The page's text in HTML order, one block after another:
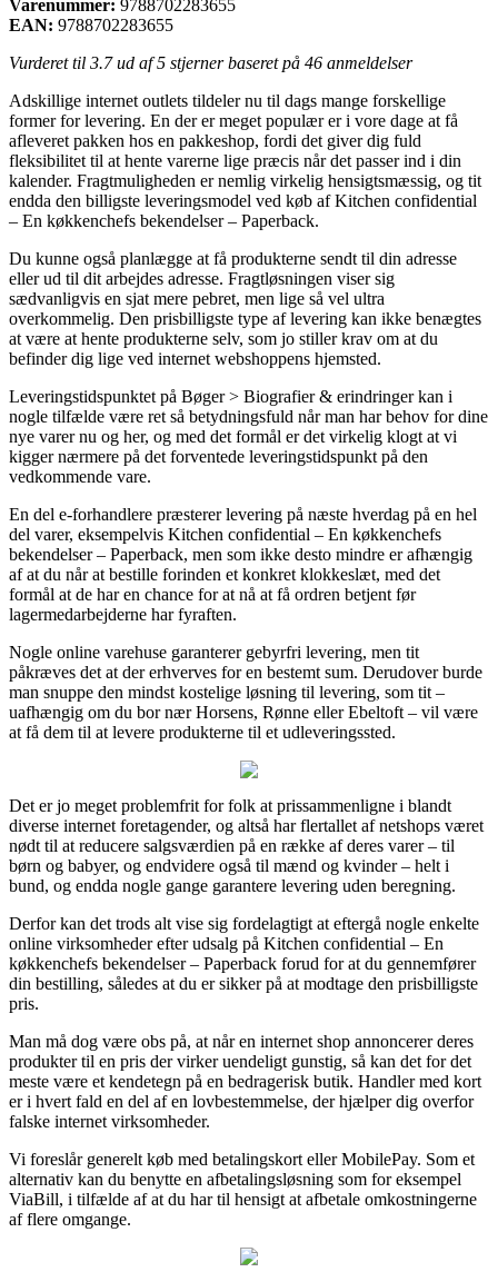
Varenummer: 9788702283655
EAN: 9788702283655
Vurderet til 3.7ud af 5 stjerner baseret på 46 anmeldelser
Adskillige internet outlets tildeler nu til dags mange forskellige
former for levering. En der er meget populær er i vore dage at få
afleveret pakken hos en pakkeshop, fordi det giver dig fuld
fleksibilitet til at hente varerne lige præcis når det passer ind i din
kalender. Fragtmuligheden er nemlig virkelig hensigtsmæssig, og tit
endda den billigste leveringsmodel ved køb af Kitchen confidential
– En køkkenchefs bekendelser – Paperback.
Du kunne også planlægge at få produkterne sendt til din adresse
eller ud til dit arbejdes adresse. Fragtløsningen viser sig
sædvanligvis en sjat mere pebret, men lige så vel ultra
overkommelig. Den prisbilligste type af levering kan ikke benægtes
at være at hente produkterne selv, som jo stiller krav om at du
befinder dig lige ved internet webshoppens hjemsted.
Leveringstidspunktet på Bøger > Biografier & erindringer kan i
nogle tilfælde være ret så betydningsfuld når man har behov for dine
nye varer nu og her, og med det formål er det virkelig klogt at vi
kigger nærmere på det forventede leveringstidspunkt på den
vedkommende vare.
En del e-forhandlere præsterer levering på næste hverdag på en hel
del varer, eksempelvis Kitchen confidential – En køkkenchefs
bekendelser – Paperback, men som ikke desto mindre er afhængig
af at du når at bestille forinden et konkret klokkeslæt, med det
formål at de har en chance for at nå at få ordren betjent før
lagermedarbejderne har fyraften.
Nogle online varehuse garanterer gebyrfri levering, men tit
påkræves det at der erhverves for en bestemt sum. Derudover burde
man snuppe den mindst kostelige løsning til levering, som tit –
uafhængig om du bor nær Horsens, Rønne eller Ebeltoft – vil være
at få dem til at levere produkterne til et udleveringssted.
Det er jo meget problemfrit for folk at prissammenligne i blandt
diverse internet foretagender, og altså har flertallet af netshops været
nødt til at reducere salgsværdien på en række af deres varer – til
børn og babyer, og endvidere også til mænd og kvinder – helt i
bund, og endda nogle gange garantere levering uden beregning.
Derfor kan det trods alt vise sig fordelagtigt at eftergå nogle enkelte
online virksomheder efter udsalg på Kitchen confidential – En
køkkenchefs bekendelser – Paperback forud for at du gennemfører
din bestilling, således at du er sikker på at modtage den prisbilligste
pris.
Man må dog være obs på, at når en internet shop annoncerer deres
produkter til en pris der virker uendeligt gunstig, så kan det for det
meste være et kendetegn på en bedragerisk butik. Handler med kort
er i hvert fald en del af en lovbestemmelse, der hjælper dig overfor
falske internet virksomheder.
Vi foreslår generelt køb med betalingskort eller MobilePay. Som et
alternativ kan du benytte en afbetalingsløsning som for eksempel
ViaBill, i tilfælde af at du har til hensigt at afbetale omkostningerne
af flere omgange.